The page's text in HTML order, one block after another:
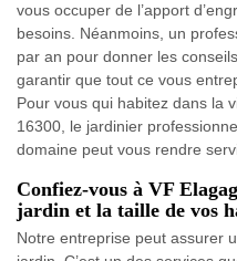
vous occuper de l’apport
besoins. Néanmoins, un
par an pour donner les
garantir que tout ce vous
Pour vous qui habitez dans la
16300, le jardinier
domaine peut vous rendre
Confiez-vous à VF
jardin et la taille de vos
Notre entreprise peut assurer